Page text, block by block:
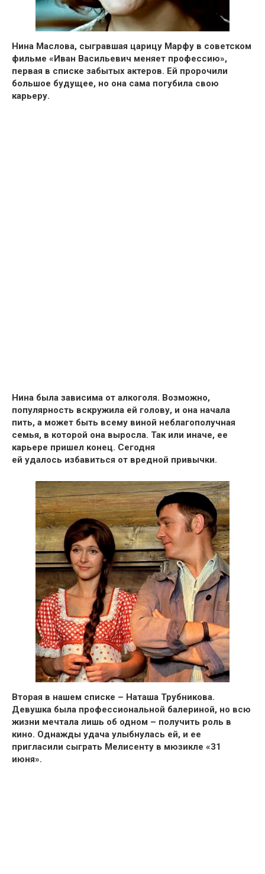
Нина Маслова, сыгравшая царицу Марфу в советском
фильме «Иван Васильевич меняет профессию»,
первая в списке забытых актеров. Ей пророчили
большое будущее, но она сама погубила свою
карьеру.
Нина была зависима от алкоголя. Возможно,
популярность вскружила ей голову, и она начала
пить, а может быть всему виной неблагополучная
семья, в которой она выросла. Так или иначе, ее
карьере пришел конец. Сегодня
ей удалось избавиться от вредной привычки.
Вторая в нашем списке – Наташа Трубникова.
Девушка была профессиональной балериной, но всю
жизни мечтала лишь об одном – получить роль в
кино. Однажды удача улыбнулась ей, и ее
пригласили сыграть Мелисенту в мюзикле «31
июня».